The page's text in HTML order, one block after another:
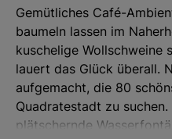
Gemütliches Café-
baumeln lassen im
kuschelige Wollschweine
lauert das Glück überall.
aufgemacht, die 80
Quadratestadt zu
plätschernde